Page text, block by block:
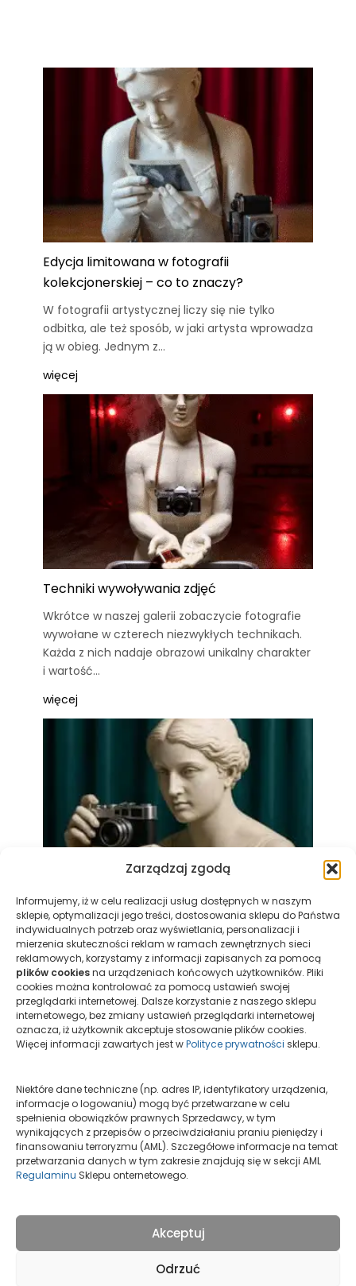
Zarządzaj zgodą
Informujemy, iż w celu realizacji usług dostępnych w naszym
sklepie, optymalizacji jego treści, dostosowania sklepu do Państwa
indywidualnych potrzeb oraz wyświetlania, personalizacji i
mierzenia skuteczności reklam w ramach zewnętrznych sieci
reklamowych, korzystamy z informacji zapisanych za pomocą
plików cookiesna urządzeniach końcowych użytkowników. Pliki
cookies można kontrolować za pomocą ustawień swojej
przeglądarki internetowej. Dalsze korzystanie z naszego sklepu
internetowego, bez zmiany ustawień przeglądarki internetowej
oznacza, iż użytkownik akceptuje stosowanie plików cookies.
Więcej informacji zawartych jest wPolityce prywatności sklepu.
Niektóre dane techniczne (np. adres IP, identyfikatory urządzenia,
informacje o logowaniu) mogą być przetwarzane w celu
spełnienia obowiązków prawnych Sprzedawcy, w tym
wynikających z przepisów o przeciwdziałaniu praniu pieniędzy i
finansowaniu terroryzmu (AML). Szczegółowe informacje na temat
przetwarzania danych w tym zakresie znajdują się w sekcji AML
Regulaminu Sklepu onternetowego.
Akceptuj
Odrzuć
Edycja limitowana w fotografii
kolekcjonerskiej – co to znaczy?
W fotografii artystycznej liczy się nie tylko
odbitka, ale też sposób, w jaki artysta wprowadza
ją w obieg. Jednym z…
więcej
Techniki wywoływania zdjęć
Wkrótce w naszej galerii zobaczycie fotografie
wywołane w czterech niezwykłych technikach.
Każda z nich nadaje obrazowi unikalny charakter
i wartość…
więcej
Metody rejestracji obrazu
W Marta Bajno Gallery zwracamy uwagę nie
tylko na techniki wywoływania fotografii, ale też
na Metody rejestracji obrazu. To właśnie…
więcej